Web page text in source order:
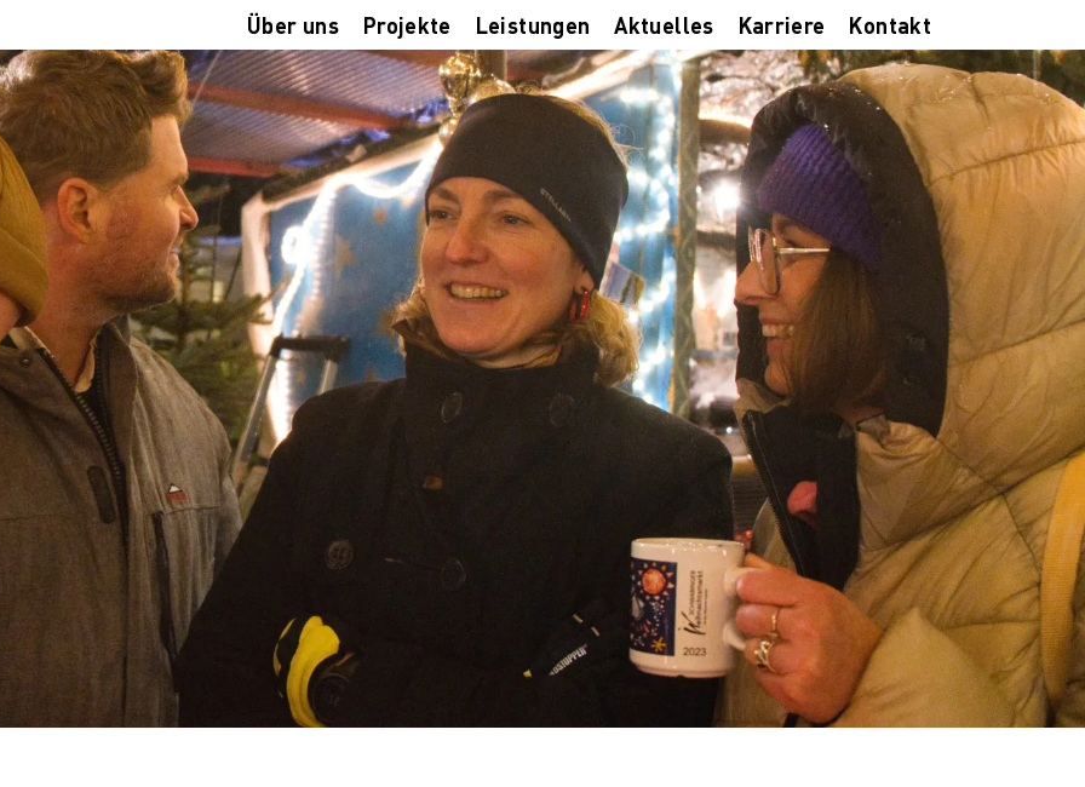
Über uns Projekte Leistungen Aktuelles Karriere Kontakt